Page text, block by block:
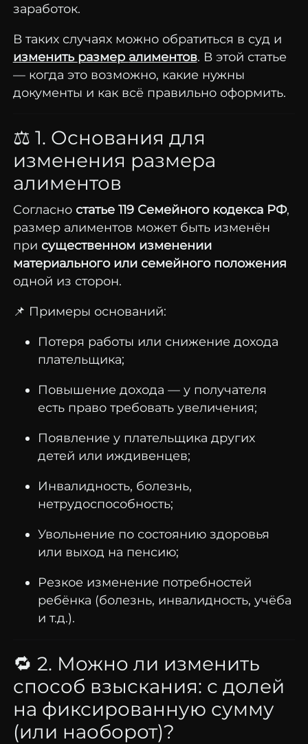
заработок.
В таких случаях можно обратиться в суд и
изменить размер алиментов. В этой статье
— когда это возможно, какие нужны
документы и как всё правильно оформить.
⚖️ 1. Основания для
изменения размера
алиментов
Согласно статье 119 Семейного кодекса РФ,
размер алиментов может быть изменён
при существенном изменении
материального или семейного положения
одной из сторон.
📌 Примеры оснований:
Потеря работы или снижение дохода
плательщика;
Повышение дохода — у получателя
есть право требовать увеличения;
Появление у плательщика других
детей или иждивенцев;
Инвалидность, болезнь,
нетрудоспособность;
Увольнение по состоянию здоровья
или выход на пенсию;
Резкое изменение потребностей
ребёнка (болезнь, инвалидность, учёба
и т.д.).
🔁 2. Можно ли изменить
способ взыскания: с долей
на фиксированную сумму
(или наоборот)?